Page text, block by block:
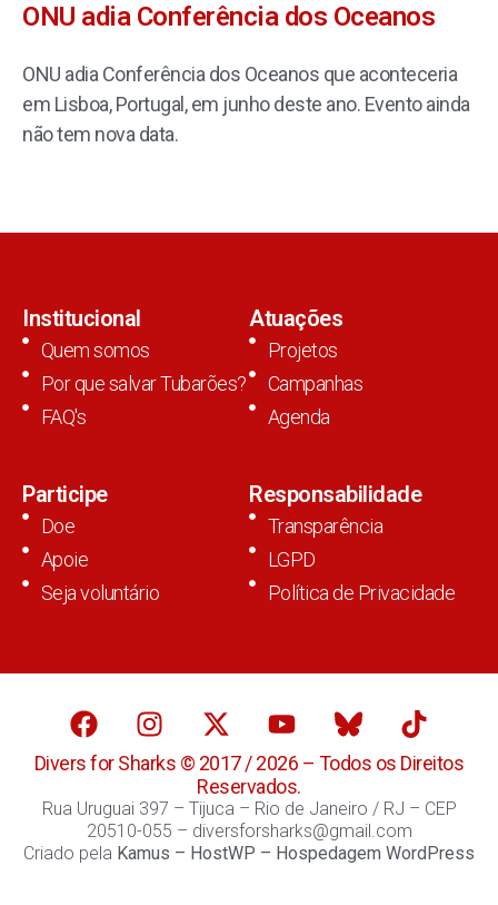
ONU adia Conferência dos Oceanos
ONU adia Conferência dos Oceanos que aconteceria
em Lisboa, Portugal, em junho deste ano. Evento ainda
não tem nova data.
Institucional
Quem somos
Por que salvar Tubarões?
FAQ's
Atuações
Projetos
Campanhas
Agenda
Participe
Doe
Apoie
Seja voluntário
Responsabilidade
Transparência
LGPD
Política de Privacidade
Divers for Sharks © 2017 / 2026 – Todos os Direitos
Reservados.
Rua Uruguai 397 – Tijuca – Rio de Janeiro / RJ – CEP
20510-055 – diversforsharks@gmail.com
Criado pela Kamus – HostWP – Hospedagem WordPress